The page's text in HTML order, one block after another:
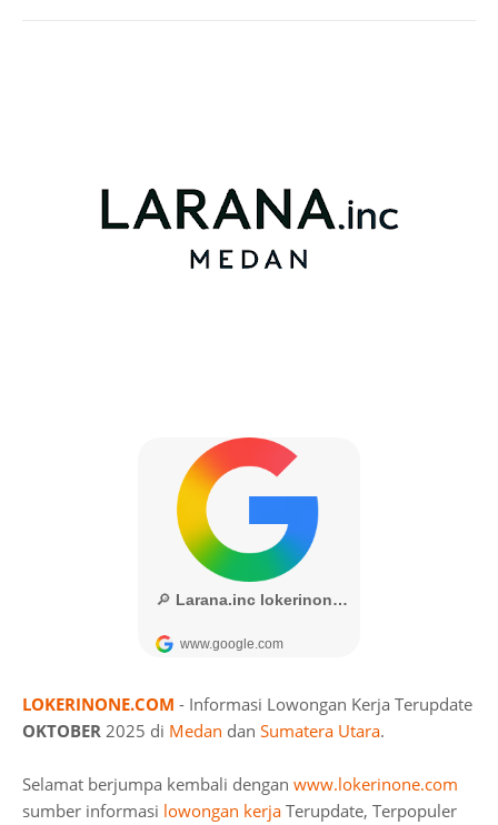
LOKERINONE.COM - Informasi Lowongan Kerja Terupdate
OKTOBER 2025 di Medan dan Sumatera Utara.
Selamat berjumpa kembali dengan www.lokerinone.com
sumber informasi lowongan kerja Terupdate, Terpopuler